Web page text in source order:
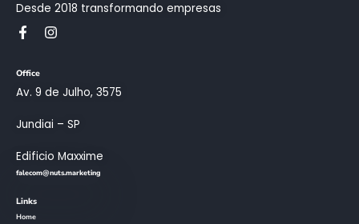
Desde 2018 transformando empresas
Av. 9 de Julho, 3575